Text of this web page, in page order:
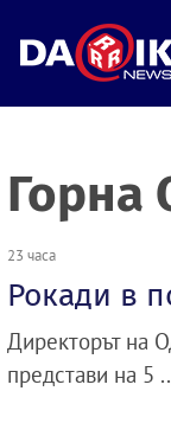
Горна
23 часа
Рокади в
Директорът на
представи на 5